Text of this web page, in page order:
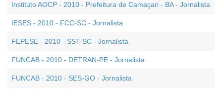
Instituto AOCP - 2010 - Prefeitura de Camaçari - BA - Jornalista
IESES - 2010 - FCC-SC - Jornalista
FEPESE - 2010 - SST-SC - Jornalista
FUNCAB - 2010 - DETRAN-PE - Jornalista
FUNCAB - 2010 - SES-GO - Jornalista